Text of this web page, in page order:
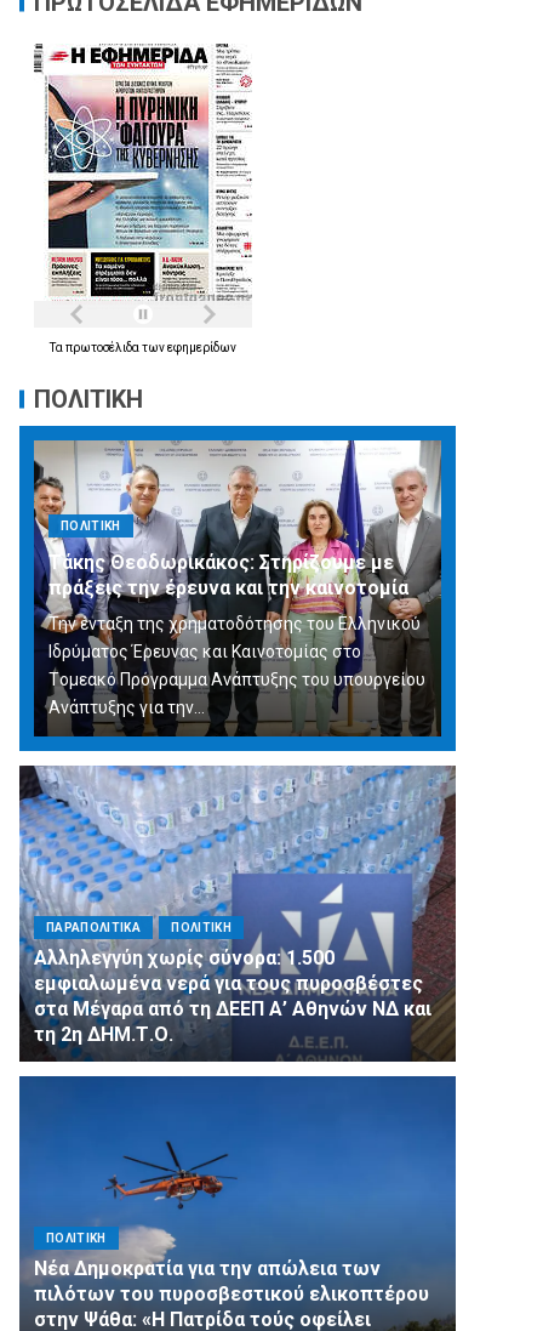
Τα πρωτοσέλιδα τωνεφημερίδων
ΠΟΛΙΤΙΚΗ
ΠΟΛΙΤΙΚΗ
Τάκης Θεοδωρικάκος: Στηρίζουμε με
πράξεις την έρευνα και την καινοτομία
Την ένταξη της χρηματοδότησης του Ελληνικού
Ιδρύματος Έρευνας και Καινοτομίας στο
Tομεακό Πρόγραμμα Ανάπτυξης του υπουργείου
Ανάπτυξης για την…
ΠΑΡΑΠΟΛΙΤΙΚΑ ΠΟΛΙΤΙΚΗ
Αλληλεγγύη χωρίς σύνορα: 1.500
εμφιαλωμένα νερά για τους πυροσβέστες
στα Μέγαρα από τη ΔΕΕΠ Α’ Αθηνών ΝΔ και
τη 2η ΔΗΜ.Τ.Ο.
ΠΟΛΙΤΙΚΗ
Νέα Δημοκρατία για την απώλεια των
πιλότων του πυροσβεστικού ελικοπτέρου
στην Ψάθα: «Η Πατρίδα τούς οφείλει